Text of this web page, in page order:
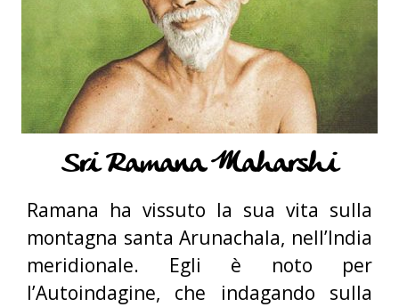
Sri Ramana Maharshi
Ramana ha vissuto la sua vita sulla
montagna santa Arunachala, nell’India
meridionale. Egli è noto per
l’Autoindagine, che indagando sulla